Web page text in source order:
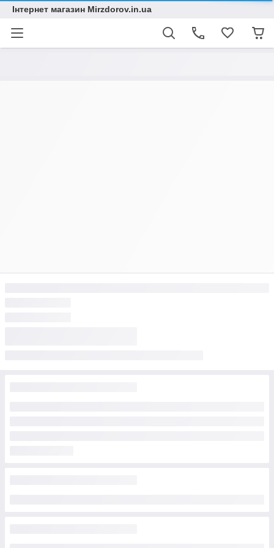
Інтернет магазин Mirzdorov.in.ua